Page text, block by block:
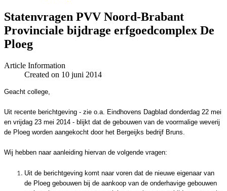
Statenvragen PVV Noord-Brabant
Provinciale bijdrage erfgoedcomplex De
Article Information
Created on 10 juni 2014
Geacht college,
Uit recente berichtgeving - zie o.a. Eindhovens Dagblad donderdag 22 mei
en vrijdag 23 mei 2014 - blijkt dat de gebouwen van de voormalige weverij
de Ploeg worden aangekocht door het Bergeijks bedrijf Bruns.
Wij hebben naar aanleiding hiervan de volgende vragen:
Uit de berichtgeving komt naar voren dat de nieuwe eigenaar van
de Ploeg gebouwen bij de aankoop van de onderhavige gebouwen